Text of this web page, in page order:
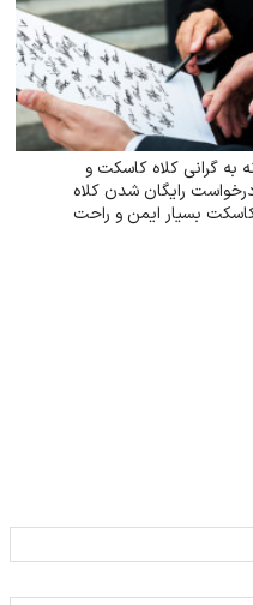
به گرانی کلاه کاسکت و
رایگان شدن کلاه
بسیار ایمن و راحت